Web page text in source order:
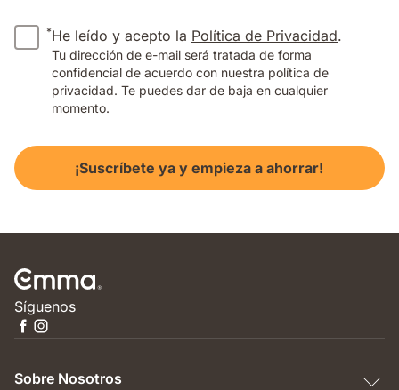
*He leído y acepto la Política de Privacidad.
Tu dirección de e-mail será tratada de forma
confidencial de acuerdo con nuestra política de
privacidad. Te puedes dar de baja en cualquier
momento.
¡Suscríbete ya y empieza a ahorrar!
Síguenos
Sobre Nosotros